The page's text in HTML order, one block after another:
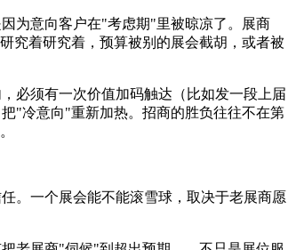
为意向客户在"考虑期"里被晾凉了。展商
着研究着，预算被别的展会截胡，或者被
必须有一次价值加码触达（比如发一段上届
"冷意向"重新加热。招商的胜负往往不在第
。一个展会能不能滚雪球，取决于老展商愿